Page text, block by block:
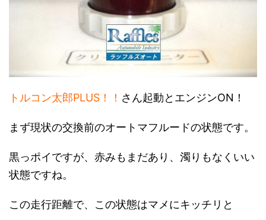
トルコン太郎PLUS！！ さん起動とエンジンON！
まず現状の交換前のオートマフルードの状態です。
黒っポイですが、赤みもまだあり、濁りもなくいい
状態ですね。
この走行距離で、この状態はマメにキッチリと